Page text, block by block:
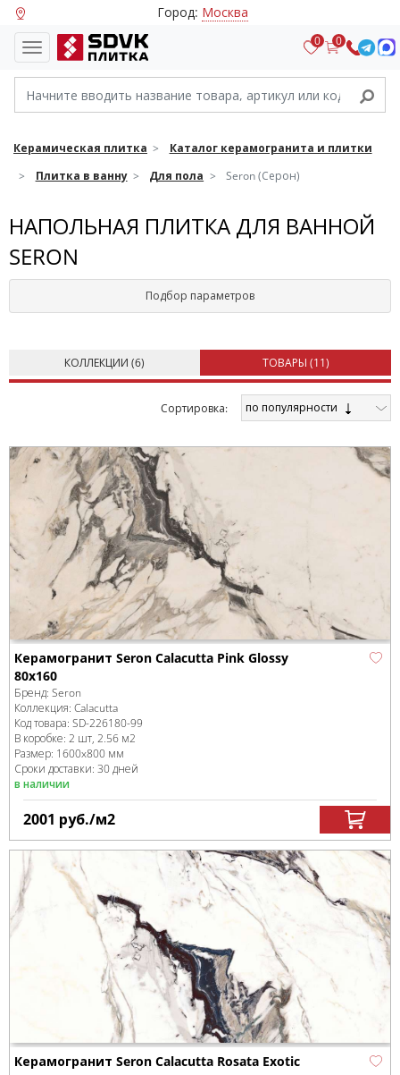
Город: Москва
0 0
Керамическая плитка
Каталог керамогранита и плитки
Плитка в ванну
Для пола Seron (Серон)
НАПОЛЬНАЯ ПЛИТКА ДЛЯ ВАННОЙ
SERON
Подбор параметров
КОЛЛЕКЦИИ (6) ТОВАРЫ (11)
Cортировка: по популярности
Керамогранит Seron Calacutta Pink Glossy
80x160
Бренд: Seron
Коллекция: Calacutta
Код товара: SD-226180-99
В коробке: 2 шт, 2.56 м2
Размер: 1600x800 мм
Сроки доставки: 30 дней
в наличии
2001 руб./м2
Керамогранит Seron Calacutta Rosata Exotic